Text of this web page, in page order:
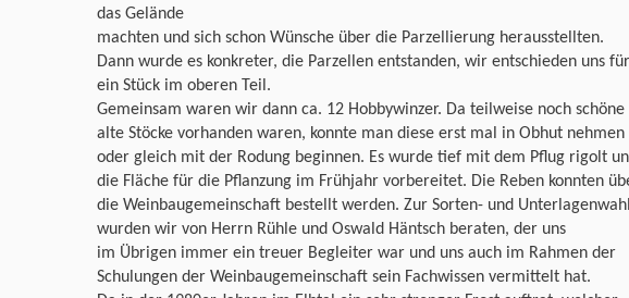
das Gelände
machten und sich schon Wünsche über die Parzellierung herausstellten.
Dann wurde es konkreter, die Parzellen entstanden, wir entschieden uns für
ein Stück im oberen Teil.
Gemeinsam waren wir dann ca. 12 Hobbywinzer. Da teilweise noch schöne
alte Stöcke vorhanden waren, konnte man diese erst mal in Obhut nehmen
oder gleich mit der Rodung beginnen. Es wurde tief mit dem Pflug rigolt
die Fläche für die Pflanzung im Frühjahr vorbereitet. Die Reben konnten
die Weinbaugemeinschaft bestellt werden. Zur Sorten- und Unterlagenwahl
wurden wir von Herrn Rühle und Oswald Häntsch beraten, der uns
im Übrigen immer ein treuer Begleiter war und uns auch im Rahmen der
Schulungen der Weinbaugemeinschaft sein Fachwissen vermittelt hat.